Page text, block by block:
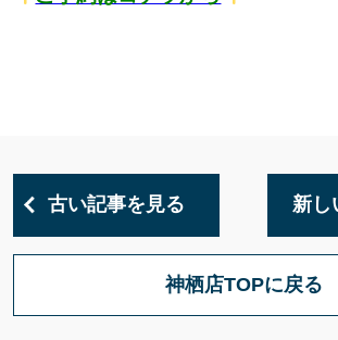
古い記事を見る 新し
神栖店TOPに戻る